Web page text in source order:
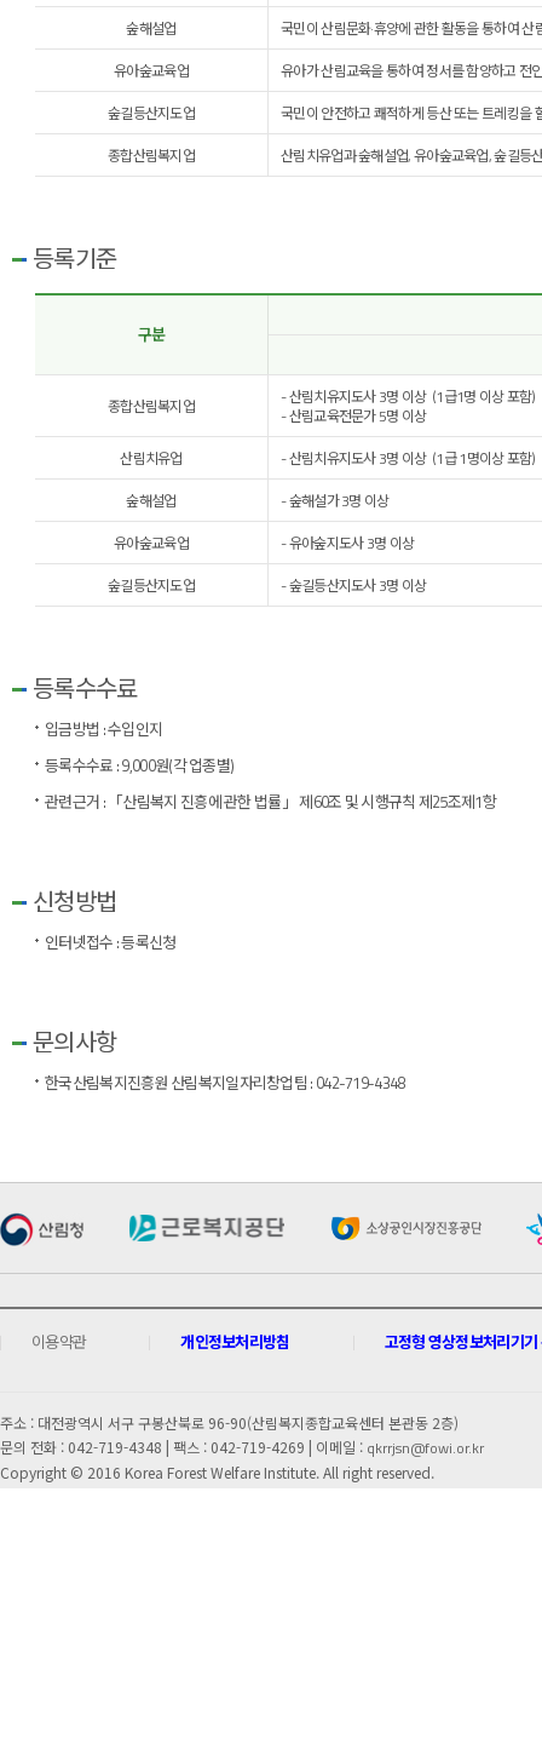
숲해설업
국민이 산림문화·휴양에 관한 활동을 통하여
유아숲교육업
유아가 산림교육을 통하여 정서를 함양하고 전
숲길등산지도업
국민이 안전하고 쾌적하게 등산 또는 트레킹을
종합산림복지업
산림치유업과 숲해설업, 유아숲교육업, 숲길등
등록기준
구분
종합산림복지업
- 산림치유지도사 3명 이상 (1급1명 이상 포함)
- 산림교육전문가 5명 이상
산림치유업
- 산림치유지도사 3명 이상 (1급 1명이상 포함)
숲해설업
- 숲해설가 3명 이상
유아숲교육업
- 유아숲지도사 3명 이상
숲길등산지도업
- 숲길등산지도사 3명 이상
등록수수료
입금방법 : 수입인지
등록수수료 : 9,000원(각 업종별)
관련근거 : 「산림복지 진흥에 관한 법률」 제60조 및 시행규칙 제25조제1항
신청방법
인터넷접수 :등록신청
문의사항
한국산림복지진흥원 산림복지일자리창업팀 : 042-719-4348
이용약관 개인정보처리방침 고정형 영상정보처리기기
주소 : 대전광역시 서구 구봉산북로 96-90(산림복지종합교육센터 본관동 2층)
문의 전화 : 042-719-4348 | 팩스 : 042-719-4269 | 이메일 : qkrrjsn@fowi.or.kr
Copyright © 2016 Korea Forest Welfare Institute. All right reserved.